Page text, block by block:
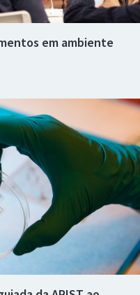
em ambiente